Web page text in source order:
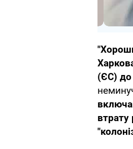
(ЄС) до
втрату